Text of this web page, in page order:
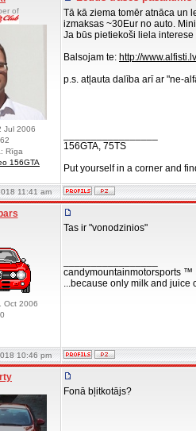
of
Jul 2006
Rīga
156GTA
Tā kā ziema tomēr atnāca un
izmaksas ~30Eur no auto.
Ja būs pietiekoši liela
Balsojam te: http://
p.s. atļauta dalība arī ar "ne-
156GTA, 75TS
Put yourself in a corner and
11:41 am
Oct 2006
Tas ir "vonodzinios"
candymountainmotorsports ™
...because only milk and juice
10:46 pm
Fonā bļitkotājs?